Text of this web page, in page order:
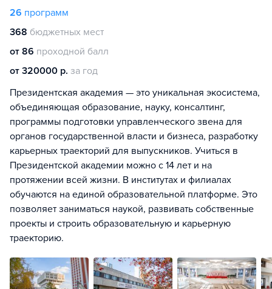
26 программ
368 бюджетных мест
от 86 проходной балл
от 320000 р. за год
Президентская академия — это уникальная экосистема,
объединяющая образование, науку, консалтинг,
программы подготовки управленческого звена для
органов государственной власти и бизнеса, разработку
карьерных траекторий для выпускников. Учиться в
Президентской академии можно с 14 лет и на
протяжении всей жизни. В институтах и филиалах
обучаются на единой образовательной платформе. Это
позволяет заниматься наукой, развивать собственные
проекты и строить образовательную и карьерную
траекторию.